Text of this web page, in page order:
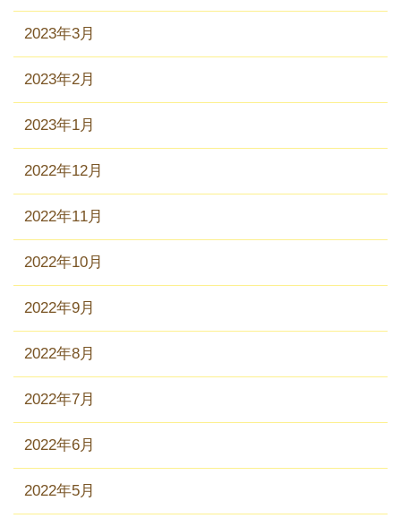
2023年3月
2023年2月
2023年1月
2022年12月
2022年11月
2022年10月
2022年9月
2022年8月
2022年7月
2022年6月
2022年5月